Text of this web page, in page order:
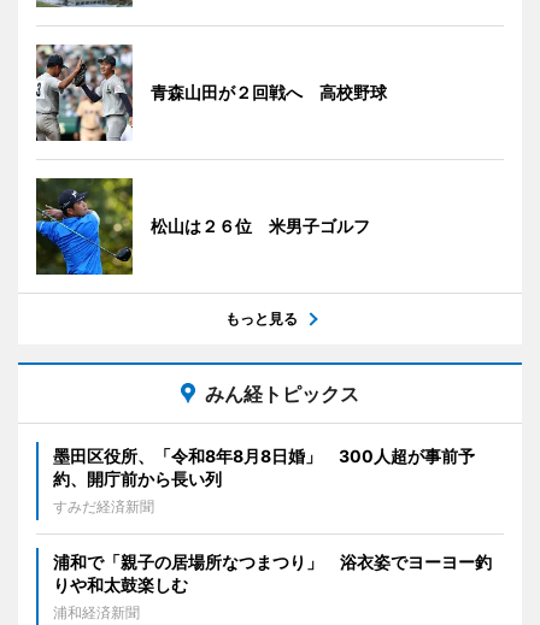
青森山田が２回戦へ 高校野球
松山は２６位 米男子ゴルフ
もっと見る
みん経トピックス
墨田区役所、「令和8年8月8日婚」 300人超が事前予
約、開庁前から長い列
すみだ経済新聞
浦和で「親子の居場所なつまつり」 浴衣姿でヨーヨー釣
りや和太鼓楽しむ
浦和経済新聞